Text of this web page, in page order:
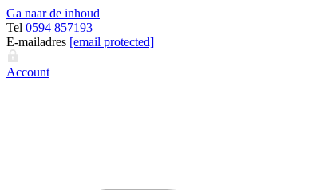
Ga naar de inhoud
Tel 0594 857193
E-mailadres [email protected]
Account